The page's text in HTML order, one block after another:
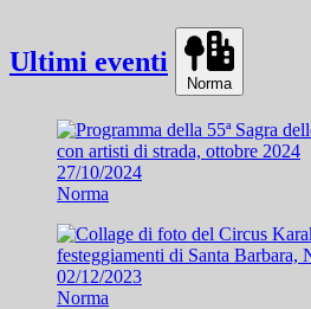
Ultimi eventi
Norma
27/10/2024
Norma
02/12/2023
Norma